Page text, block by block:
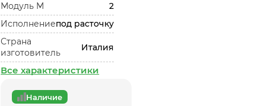
Модуль М
2
Исполнениепод расточку
Страна
изготовитель
Италия
Все характеристики
Наличие